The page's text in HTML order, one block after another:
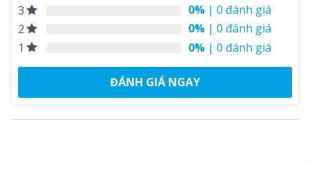
3
0% | 0 đánh giá
2
0% | 0 đánh giá
1
0% | 0 đánh giá
ĐÁNH GIÁ NGAY